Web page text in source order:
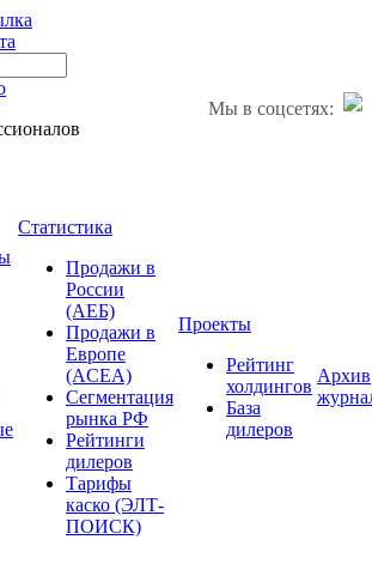
Мы в соцсетях:
Статистика
Продажи в
России
(АЕБ)
Продажи в
Европе
(ACEA)
Сегментация
рынка РФ
Рейтинги
дилеров
Тарифы
каско (ЭЛТ-
ПОИСК)
Проекты
Рейтинг
холдингов
База
дилеров
Архив